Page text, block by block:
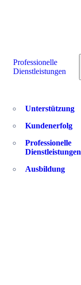
Professionelle
Dienstleistungen
Unterstützung
Kundenerfolg
Professionelle
Dienstleistungen
Ausbildung